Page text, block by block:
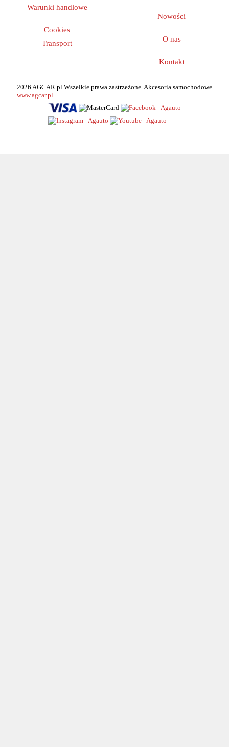
Warunki handlowe
Cookies
Transport
Nowości
O nas
Kontakt
2026 AGCAR.pl Wszelkie prawa zastrzeżone. Akcesoria samochodowe
www.agcar.pl